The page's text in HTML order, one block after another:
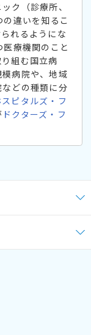
ク（診療所、
違いを知るこ
れるようにな
療機関のこと
組む国立病
病院や、地域
どの種類に分
スピタルズ・フ
ドクターズ・フ